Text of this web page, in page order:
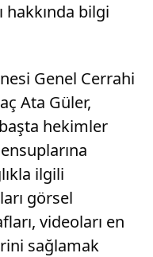
bilgi
Genel Cerrahi
Ata Güler,
hekimler
ilgili
görsel
videoları en
sağlamak